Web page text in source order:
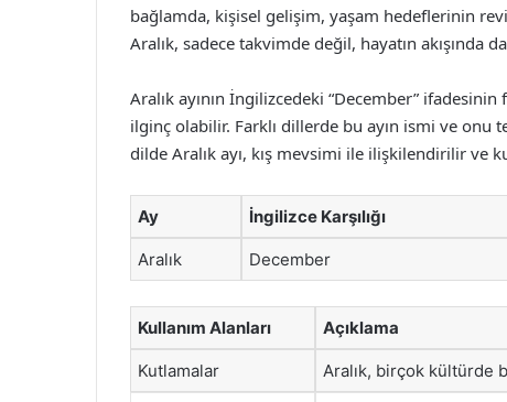
bağlamda, kişisel gelişim, yaşam hedeflerinin
Aralık, sadece takvimde değil, hayatın akışında
Aralık ayının İngilizcedeki “December”
ilginç olabilir. Farklı dillerde bu ayın ismi ve
dilde Aralık ayı, kış mevsimi ile ilişkilendirilir ve
Ay İngilizce Karşılığı
Aralık December
Kullanım Alanları Açıklama
Kutlamalar Aralık, birçok kültürde